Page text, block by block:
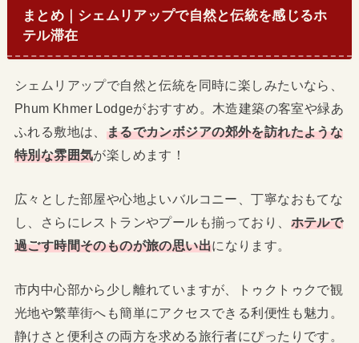
まとめ｜シェムリアップで自然と伝統を感じるホ
テル滞在
シェムリアップで自然と伝統を同時に楽しみたいなら、
Phum Khmer Lodgeがおすすめ。木造建築の客室や緑あ
ふれる敷地は、 まるでカンボジアの郊外を訪れたような
特別な雰囲気が楽しめます！
広々とした部屋や心地よいバルコニー、丁寧なおもてな
し、さらにレストランやプールも揃っており、 ホテルで
過ごす時間そのものが旅の思い出になります。
市内中心部から少し離れていますが、トゥクトゥクで観
光地や繁華街へも簡単にアクセスできる利便性も魅力。
静けさと便利さの両方を求める旅行者にぴったりです。